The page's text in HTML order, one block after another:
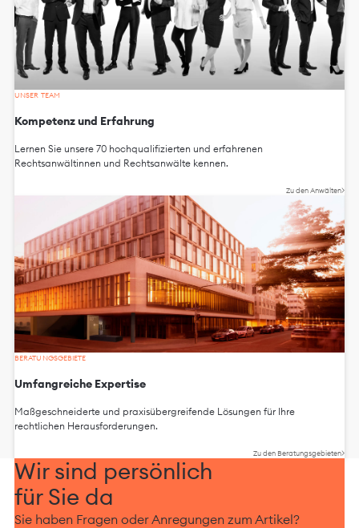
UNSER TEAM
Kompetenz und Erfahrung
Lernen Sie unsere 70 hochqualifizierten und erfahrenen
Rechtsanwältinnen und Rechtsanwälte kennen.
Zu den Anwälten
BERATUNGSGEBIETE
Umfangreiche Expertise
Maßgeschneiderte und praxisübergreifende Lösungen für Ihre
rechtlichen Herausforderungen.
Zu den Beratungsgebieten
Wir sind persönlich
für Sie da
Sie haben Fragen oder Anregungen zum Artikel?